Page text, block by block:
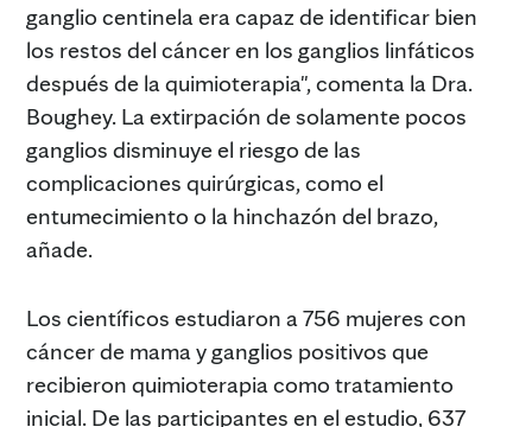
ganglio centinela era capaz de identificar bien
los restos del cáncer en los ganglios linfáticos
después de la quimioterapia", comenta la Dra.
Boughey. La extirpación de solamente pocos
ganglios disminuye el riesgo de las
complicaciones quirúrgicas, como el
entumecimiento o la hinchazón del brazo,
añade.
Los científicos estudiaron a 756 mujeres con
cáncer de mama y ganglios positivos que
recibieron quimioterapia como tratamiento
inicial. De las participantes en el estudio, 637